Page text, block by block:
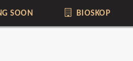
SOON BIOSKOP